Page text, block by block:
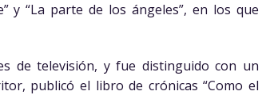
y “La parte de los ángeles”, en los que
de televisión, y fue distinguido con un
publicó el libro de crónicas “Como el